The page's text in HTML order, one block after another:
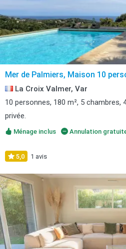
Mer de Palmiers, Maison 10
La Croix Valmer, Var
10 personnes, 180 m², 5 chambres,
privée.
Ménage inclus Annulation
5,0 1 avis